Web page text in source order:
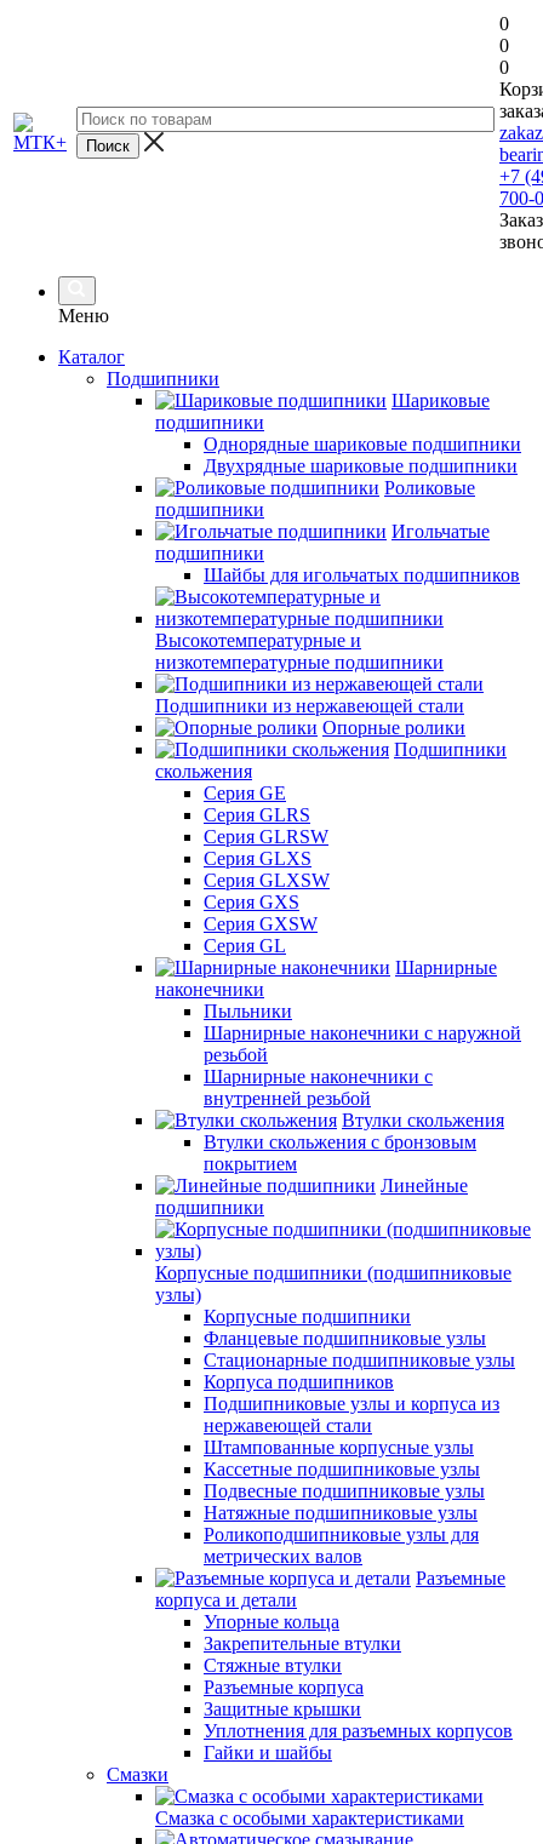
0
0
0
+7
700-
Меню
Каталог
Подшипники
Шариковые
подшипники
Однорядные шариковые подшипники
Двухрядные шариковые подшипники
Роликовые
подшипники
Игольчатые
подшипники
Шайбы для игольчатых подшипников
Высокотемпературные и
низкотемпературные подшипники
Подшипники из нержавеющей стали
Опорные ролики
Подшипники
скольжения
Серия GE
Серия GLRS
Серия GLRSW
Серия GLXS
Серия GLXSW
Серия GXS
Серия GXSW
Серия GL
Шарнирные
наконечники
Пыльники
Шарнирные наконечники с наружной
резьбой
Шарнирные наконечники с
внутренней резьбой
Втулки скольжения
Втулки скольжения с бронзовым
покрытием
Линейные
подшипники
Корпусные подшипники (подшипниковые
узлы)
Корпусные подшипники
Фланцевые подшипниковые узлы
Стационарные подшипниковые узлы
Корпуса подшипников
Подшипниковые узлы и корпуса из
нержавеющей стали
Штампованные корпусные узлы
Кассетные подшипниковые узлы
Подвесные подшипниковые узлы
Натяжные подшипниковые узлы
Роликоподшипниковые узлы для
метрических валов
Разъемные
корпуса и детали
Упорные кольца
Закрепительные втулки
Стяжные втулки
Разъемные корпуса
Защитные крышки
Уплотнения для разъемных корпусов
Гайки и шайбы
Смазки
Смазка с особыми характеристиками